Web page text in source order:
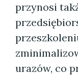
przynosi
urazów, co